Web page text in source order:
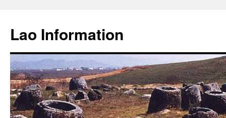
contenu
Lao Information